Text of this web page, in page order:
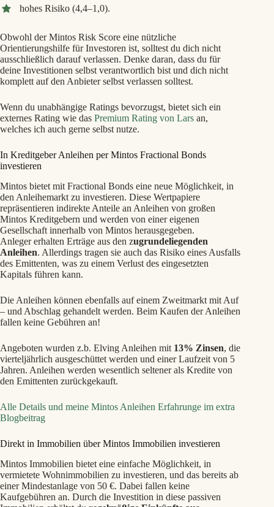
hohes Risiko (4,4–1,0).
Obwohl der Mintos Risk Score eine nützliche
Orientierungshilfe für Investoren ist, solltest du dich nicht
ausschließlich darauf verlassen. Denke daran, dass du für
deine Investitionen selbst verantwortlich bist und dich nicht
komplett auf den Anbieter selbst verlassen solltest.
Wenn du unabhängige Ratings bevorzugst, bietet sich ein
externes Rating wie das Premium Rating von Lars an,
welches ich auch gerne selbst nutze.
In Kreditgeber Anleihen per Mintos Fractional Bonds
investieren
Mintos bietet mit Fractional Bonds eine neue Möglichkeit, in
den Anleihemarkt zu investieren. Diese Wertpapiere
repräsentieren indirekte Anteile an Anleihen von großen
Mintos Kreditgebern und werden von einer eigenen
Gesellschaft innerhalb von Mintos herausgegeben.
Anleger erhalten Erträge aus den zugrundeliegenden
Anleihen. Allerdings tragen sie auch das Risiko eines Ausfalls
des Emittenten, was zu einem Verlust des eingesetzten
Kapitals führen kann.
Die Anleihen können ebenfalls auf einem Zweitmarkt mit Auf
– und Abschlag gehandelt werden. Beim Kaufen der Anleihen
fallen keine Gebühren an!
Angeboten wurden z.b. Elving Anleihen mit 13% Zinsen, die
vierteljährlich ausgeschüttet werden und einer Laufzeit von 5
Jahren. Anleihen werden wesentlich seltener als Kredite von
den Emittenten zurückgekauft.
Alle Details und meine Mintos Anleihen Erfahrunge im extra
Blogbeitrag
Direkt in Immobilien über Mintos Immobilien investieren
Mintos Immobilien bietet eine einfache Möglichkeit, in
vermietete Wohnimmobilien zu investieren, und das bereits ab
einer Mindestanlage von 50 €. Dabei fallen keine
Kaufgebühren an. Durch die Investition in diese passiven